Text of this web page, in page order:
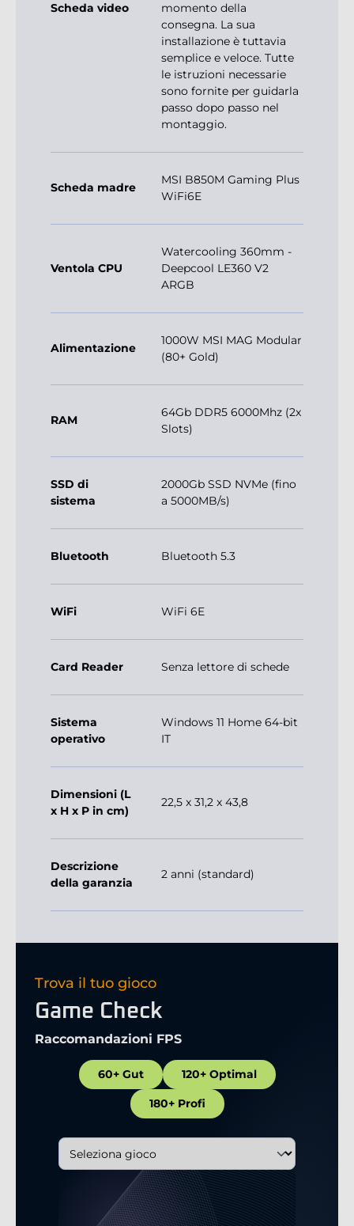
Scheda video
momento della
consegna. La sua
installazione è tuttavia
semplice e veloce. Tutte
le istruzioni necessarie
sono fornite per guidarla
passo dopo passo nel
montaggio.
Scheda madre
MSI B850M Gaming Plus
WiFi6E
Ventola CPU
Watercooling 360mm -
Deepcool LE360 V2
ARGB
Alimentazione
1000W MSI MAG Modular
(80+ Gold)
RAM
64Gb DDR5 6000Mhz (2x
Slots)
SSD di
sistema
2000Gb SSD NVMe (fino
a 5000MB/s)
Bluetooth Bluetooth 5.3
WiFi WiFi 6E
Card Reader Senza lettore di schede
Sistema
operativo
Windows 11 Home 64-bit
IT
Dimensioni (L
x H x P in cm)
22,5 x 31,2 x 43,8
Descrizione
della garanzia
2 anni (standard)
Trova il tuo gioco
Game Check
Raccomandazioni FPS
60+ Gut 120+ Optimal
180+ Profi